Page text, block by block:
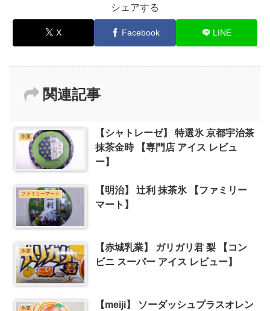
シェアする
X Facebook LINE
関連記事
氷菓
【シャトレーゼ】 特選氷 京都宇治茶
抹茶金時 【専門店 アイス レビュ
ー】
ファミリーマート
【明治】 辻利 抹茶氷 【ファミリー
マート】
氷菓
【赤城乳業】 ガリガリ君 梨 【コン
ビニ スーパー アイス レビュー】
氷菓
【meiji】 ソーダッシュプラスオレン